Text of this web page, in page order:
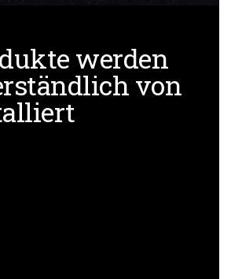
werden
von